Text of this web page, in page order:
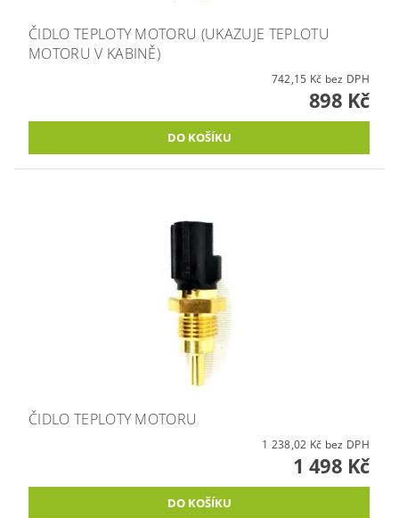
ČIDLO TEPLOTY MOTORU (UKAZUJE TEPLOTU
MOTORU V KABINĚ)
742,15 Kč bez DPH
898 Kč
ČIDLO TEPLOTY MOTORU
1 238,02 Kč bez DPH
1 498 Kč